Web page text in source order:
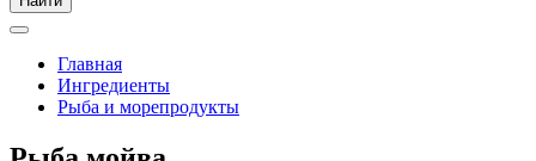
Главная
Ингредиенты
Рыба и морепродукты